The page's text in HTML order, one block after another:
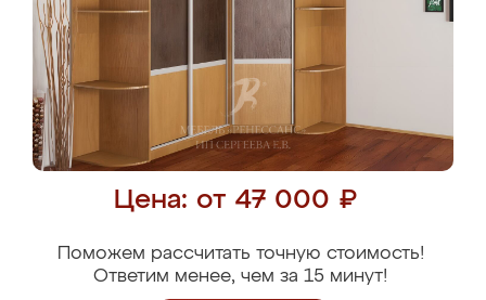
Цена: от 47 000 ₽
Поможем рассчитать точную стоимость!
Ответим менее, чем за 15 минут!